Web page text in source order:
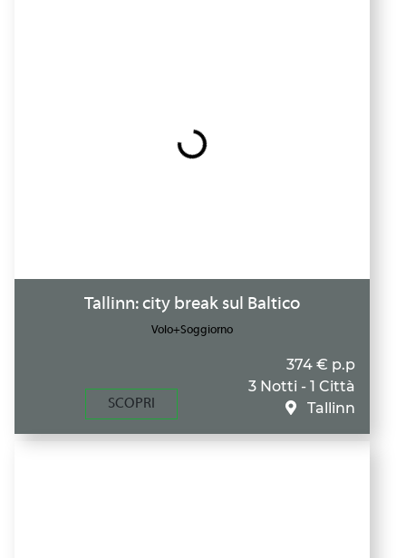
Tallinn: city break sul Baltico
Volo+Soggiorno
SCOPRI
374 € p.p
3 Notti - 1 Città
Tallinn